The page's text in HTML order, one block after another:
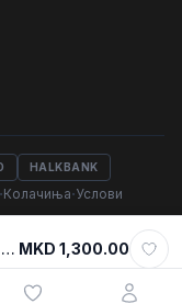
Lenovo ideapad L17C2PB3, L17C2PB4, L17L2PB3, L17L2PB4, L17M2PB3, L17M2PB4 V130 V330 V130-15, V330-15 V130-15IKB V130-15IGM V130-15IKB V330-15IKB V330-15ISK 81B0, 81AX, 81AW, 81AY) (81HQ, 81HN, 81HM, 81HL) USED BATTERY MKD 1,300.00
HALKBANK
Колачиња·Услови